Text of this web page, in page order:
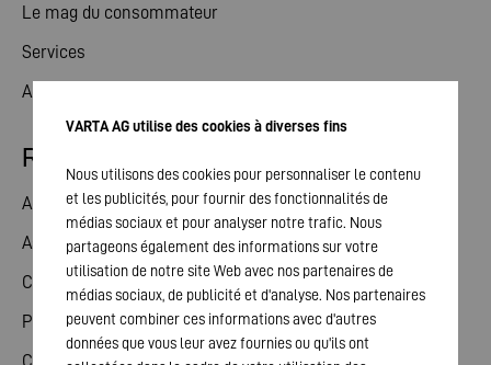
Le mag du consommateur
Services
Actualités
Relations avec les investisseurs
Action
Assemblée générale
Calendrier financier
Publications
Contact investisseurs
VARTA AG utilise des cookies à diverses fins
Nous utilisons des cookies pour personnaliser le contenu
et les publicités, pour fournir des fonctionnalités de
médias sociaux et pour analyser notre trafic. Nous
partageons également des informations sur votre
utilisation de notre site Web avec nos partenaires de
médias sociaux, de publicité et d'analyse. Nos partenaires
peuvent combiner ces informations avec d'autres
données que vous leur avez fournies ou qu'ils ont